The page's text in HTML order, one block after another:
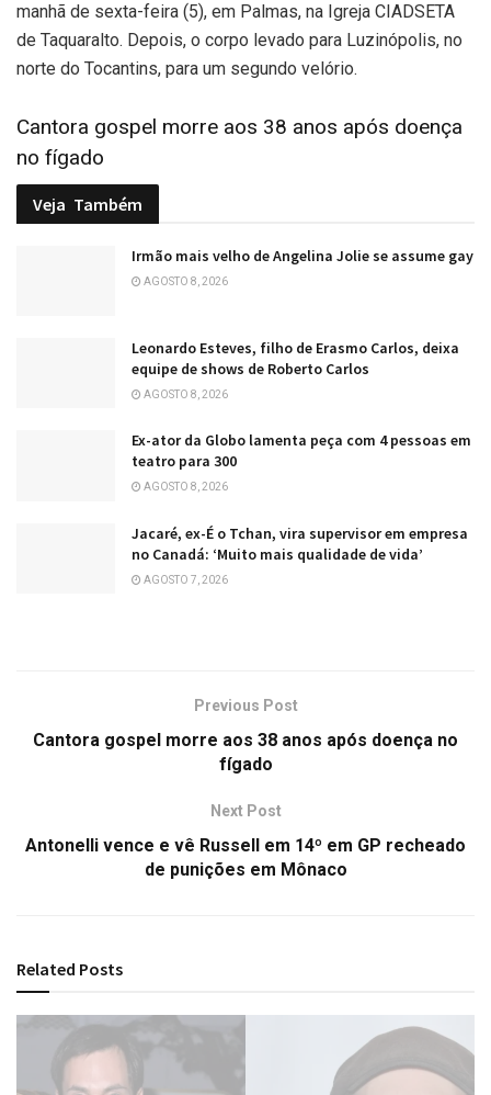
manhã de sexta-feira (5), em Palmas, na Igreja CIADSETA
de Taquaralto. Depois, o corpo levado para Luzinópolis, no
norte do Tocantins, para um segundo velório.
Cantora gospel morre aos 38 anos após doença
no fígado
Veja Também
Irmão mais velho de Angelina Jolie se assume gay
AGOSTO 8, 2026
Leonardo Esteves, filho de Erasmo Carlos, deixa
equipe de shows de Roberto Carlos
AGOSTO 8, 2026
Ex-ator da Globo lamenta peça com 4 pessoas em
teatro para 300
AGOSTO 8, 2026
Jacaré, ex-É o Tchan, vira supervisor em empresa
no Canadá: ‘Muito mais qualidade de vida’
AGOSTO 7, 2026
Previous Post
Cantora gospel morre aos 38 anos após doença no
fígado
Next Post
Antonelli vence e vê Russell em 14º em GP recheado
de punições em Mônaco
Related Posts